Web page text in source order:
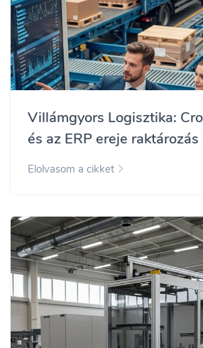
Villámgyors Logisztika:
és az ERP ereje
Elolvasom a cikket